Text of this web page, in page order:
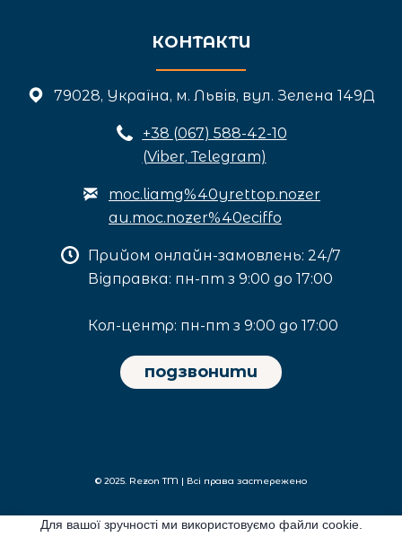
КОНТАКТИ
79028, Україна, м. Львів, вул. Зелена 149Д
+38 (067) 588-42-10
(Viber, Telegram)
moc.liamg%40yrettop.nozer
au.moc.nozer%40eciffo
Прийом онлайн-замовлень: 24/7
Відправка: пн-пт з 9:00 до 17:00
Кол-центр: пн-пт з 9:00 до 17:00
подзвонити
© 2025. Rezon TM | Всі права застережено
Для вашої зручності ми використовуємо файли cookie.